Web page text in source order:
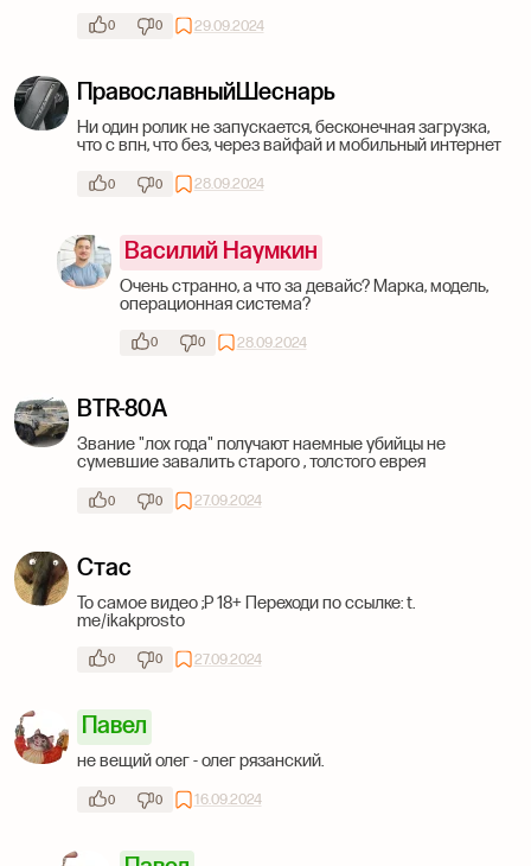
0 0 29.09.2024
ПравославныйШеснарь
Ни один ролик не запускается, бесконечная загрузка,
что с впн, что без, через вайфай и мобильный интернет
0 0 28.09.2024
Василий Наумкин
Очень странно, а что за девайс? Марка, модель,
операционная система?
0 0 28.09.2024
BTR-80А
Звание "лох года" получают наемные убийцы не
сумевшие завалить старого , толстого еврея
0 0 27.09.2024
Стас
То самое видео ;Р 18+ Переходи по ссылке: t.
me/ikakprosto
0 0 27.09.2024
Павел
не вещий олег - олег рязанский.
0 0 16.09.2024